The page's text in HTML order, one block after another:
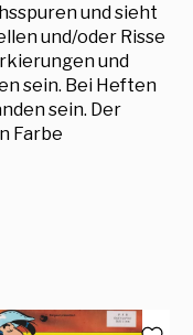
und sieht
und/oder Risse
und
sein. Bei Heften
sein. Der
Farbe